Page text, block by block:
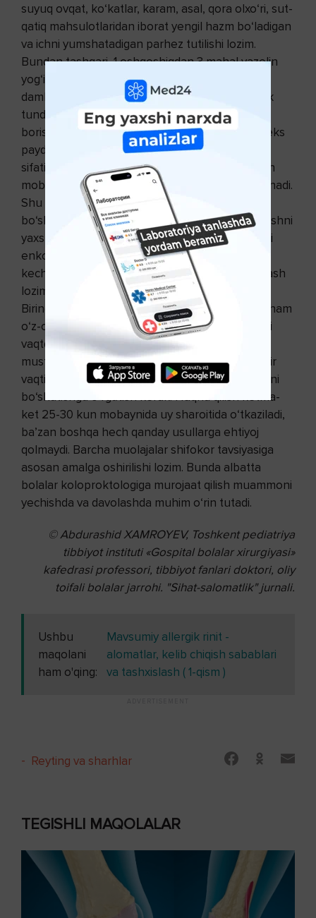
suyuq ovqat, ko‘katlar, karam, asal, qora olxo‘ri, sut-
qatiq mahsulotlaridan iborat yengil hazm bo‘ladigan
va ichni yumshatadigan parhez tutilishi lozim.
Bundan tashqari, 1 oshqoshiqdan 3 mahal vazelin
yog‘i, sano preparatlari, ituzum, turp po‘stlog‘i
damlamasi yaxshi foyda beradi. Axlat tutolmaslik
tunda kuzatilsa, bolani yotishdan oldin hojatga
borishga o‘rgatish muhim ahamiyatga ega. Refleks
paydo qildirish uchun kechqurungi mashqlar
sifatida, yoshiga qarab 300600 ml dan 10-20 kun
mobaynida termo-kontrast huqnalar tavsiya qilinadi.
Shu bilan vaqtida bolaga ichini kam-kamdan
bo‘shatish shartligi uqtiriladi, bu axlatni tutib turishni
yaxshilovchi vosita hisoblanadi. Bolada kunduzgi
enkoprez ko‘proq uchrasa, davoni ertalab va
kechqurun tozalovchi huqnalar qilishdan boshlash
lozim. Bu yerda ikki narsa katta o‘rin tutadi.
Birinchidan to‘g‘ri ichak tozalanib, axlat ajralishi ham
o‘z-o‘zidan to‘xtaydi, eng muhimi, bolada kerakli
vaqtda defekatsiya refleksi hosil bo‘lib
mustahkamlanadi. Keyinchalik bolani kunning bir
vaqtida, yaxshisi ertalab nonushtadan keyin ichini
bo‘shatishga o‘rgatish kerak. Huqna qilish ketma-
ket 25-30 kun mobaynida uy sharoitida o‘tkaziladi,
ba’zan boshqa hech qanday usullarga ehtiyoj
qolmaydi. Barcha muolajalar shifokor tavsiyasiga
asosan amalga oshirilishi lozim. Bunda albatta
bolalar koloproktologiga murojaat qilish muammoni
yechishda va davolashda muhim o‘rin tutadi.
© Abdurashid XAMROYEV, Toshkent pediatriya
tibbiyot instituti «Gospital bolalar xirurgiyasi»
kafedrasi professori, tibbiyot fanlari doktori, oliy
toifali bolalar jarrohi. "Sihat-salomatlik" jurnali.
Ushbu
maqolani
ham o'qing:
Mavsumiy allergik rinit -
alomatlar, kelib chiqish sabablari
va tashxislash ( 1-qism )
- Reyting va sharhlar
TEGISHLI MAQOLALAR